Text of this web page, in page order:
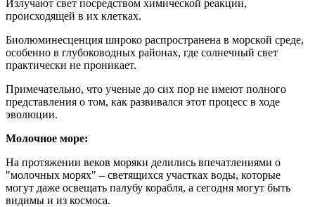
Излучают свет посредством химической реакции,
происходящей в их клетках.
Биолюминесценция широко распространена в морской среде,
особенно в глубоководных районах, где солнечный свет
практически не проникает.
Примечательно, что ученые до сих пор не имеют полного
представления о том, как развивался этот процесс в ходе
эволюции.
Молочное море:
На протяжении веков моряки делились впечатлениями о
"молочных морях" – светящихся участках воды, которые
могут даже освещать палубу корабля, а сегодня могут быть
видимы и из космоса.